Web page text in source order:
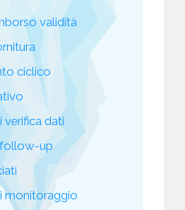
validità
ciclico
verifica dati
follow-up
monitoraggio